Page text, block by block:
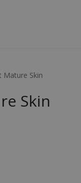
Mature Skin
Skin